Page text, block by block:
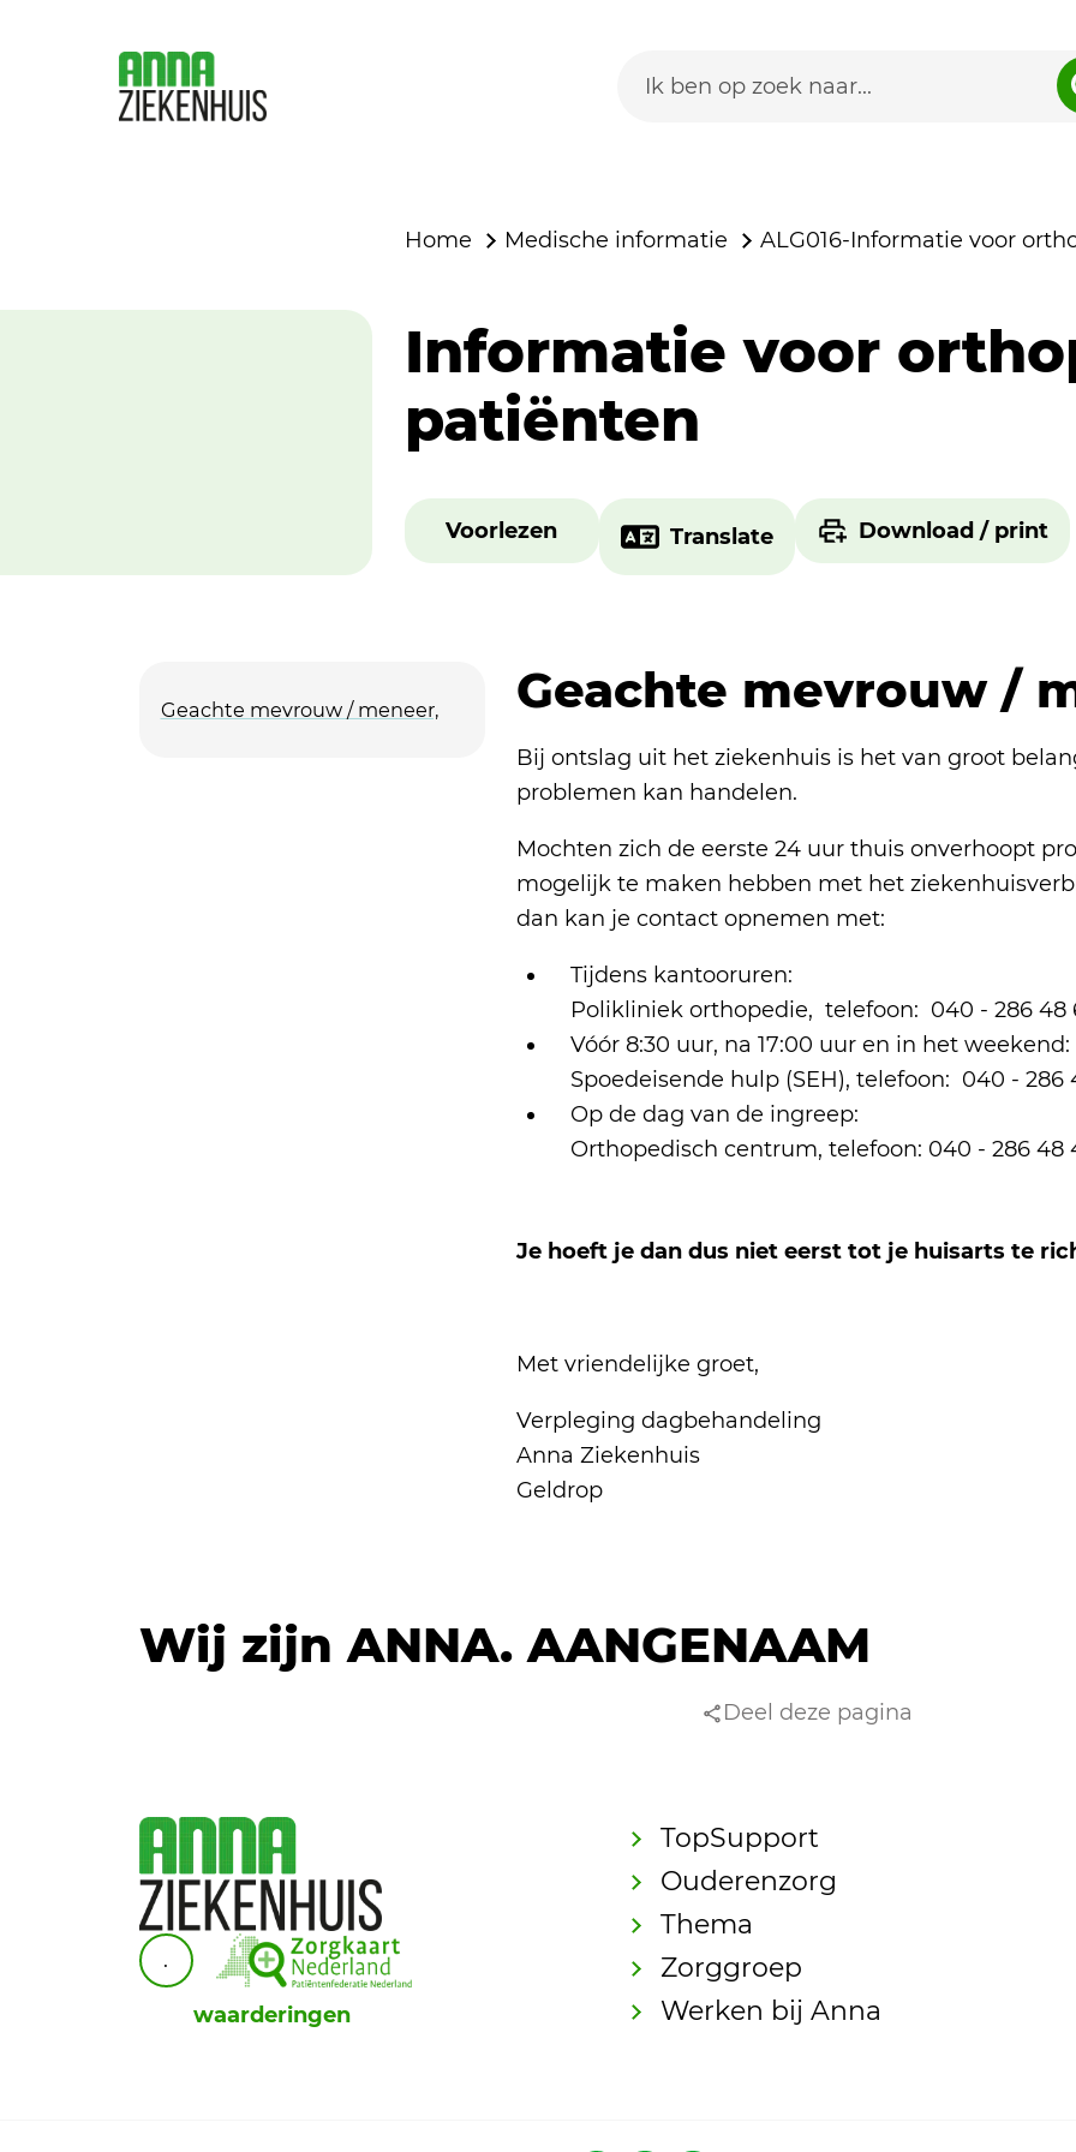
Home Medische informatie ALG016-Informatie voor
Informatie voor
patiënten
Voorlezen Translate Download / print
Geachte mevrouw / meneer, Geachte mevrouw /
Bij ontslag uit het ziekenhuis is het van groot
problemen kan handelen.
Mochten zich de eerste 24 uur thuis onverhoopt
mogelijk te maken hebben met het
dan kan je contact
Tijdens kantooruren:
Polikliniek orthopedie, telefoon: 040 - 286 48
Vóór 8:30 uur, na 17:00 uur en in het weekend:
Spoedeisende hulp (SEH), telefoon: 040 - 286
Op de dag van de ingreep:
Orthopedisch centrum, telefoon: 040 - 286 48
Je hoeft je dan dus niet eerst tot je huisarts te
Met vriendelijke groet,
Verpleging dagbehandeling
Anna Ziekenhuis
Geldrop
Wij zijn ANNA.AANGENAAM
Deel deze pagina
.
waarderingen
TopSupport
Ouderenzorg
Thema
Zorggroep
Werken bij Anna